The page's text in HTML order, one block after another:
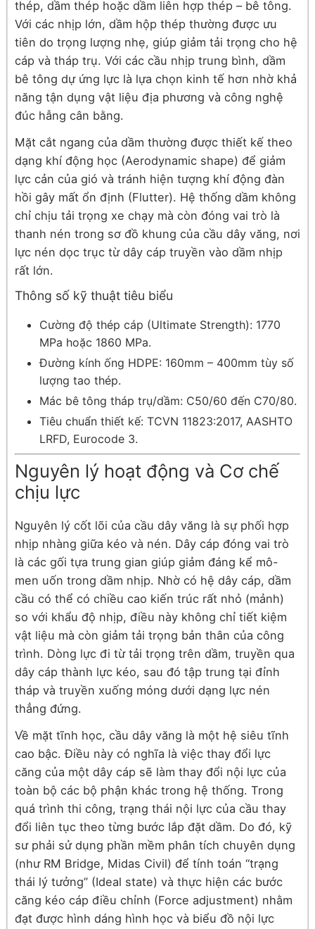
thép, dầm thép hoặc dầm liên hợp thép – bê tông.
Với các nhịp lớn, dầm hộp thép thường được ưu
tiên do trọng lượng nhẹ, giúp giảm tải trọng cho hệ
cáp và tháp trụ. Với các cầu nhịp trung bình, dầm
bê tông dự ứng lực là lựa chọn kinh tế hơn nhờ khả
năng tận dụng vật liệu địa phương và công nghệ
đúc hẫng cân bằng.
Mặt cắt ngang của dầm thường được thiết kế theo
dạng khí động học (Aerodynamic shape) để giảm
lực cản của gió và tránh hiện tượng khí động đàn
hồi gây mất ổn định (Flutter). Hệ thống dầm không
chỉ chịu tải trọng xe chạy mà còn đóng vai trò là
thanh nén trong sơ đồ khung của cầu dây văng, nơi
lực nén dọc trục từ dây cáp truyền vào dầm nhịp
rất lớn.
Thông số kỹ thuật tiêu biểu
Cường độ thép cáp (Ultimate Strength): 1770
MPa hoặc 1860 MPa.
Đường kính ống HDPE: 160mm – 400mm tùy số
lượng tao thép.
Mác bê tông tháp trụ/dầm: C50/60 đến C70/80.
Tiêu chuẩn thiết kế: TCVN 11823:2017, AASHTO
LRFD, Eurocode 3.
Nguyên lý hoạt động và Cơ chế
chịu lực
Nguyên lý cốt lõi của cầu dây văng là sự phối hợp
nhịp nhàng giữa kéo và nén. Dây cáp đóng vai trò
là các gối tựa trung gian giúp giảm đáng kể mô-
men uốn trong dầm nhịp. Nhờ có hệ dây cáp, dầm
cầu có thể có chiều cao kiến trúc rất nhỏ (mảnh)
so với khẩu độ nhịp, điều này không chỉ tiết kiệm
vật liệu mà còn giảm tải trọng bản thân của công
trình. Dòng lực đi từ tải trọng trên dầm, truyền qua
dây cáp thành lực kéo, sau đó tập trung tại đỉnh
tháp và truyền xuống móng dưới dạng lực nén
thẳng đứng.
Về mặt tĩnh học, cầu dây văng là một hệ siêu tĩnh
cao bậc. Điều này có nghĩa là việc thay đổi lực
căng của một dây cáp sẽ làm thay đổi nội lực của
toàn bộ các bộ phận khác trong hệ thống. Trong
quá trình thi công, trạng thái nội lực của cầu thay
đổi liên tục theo từng bước lắp đặt dầm. Do đó, kỹ
sư phải sử dụng phần mềm phân tích chuyên dụng
(như RM Bridge, Midas Civil) để tính toán “trạng
thái lý tưởng” (Ideal state) và thực hiện các bước
căng kéo cáp điều chỉnh (Force adjustment) nhằm
đạt được hình dáng hình học và biểu đồ nội lực